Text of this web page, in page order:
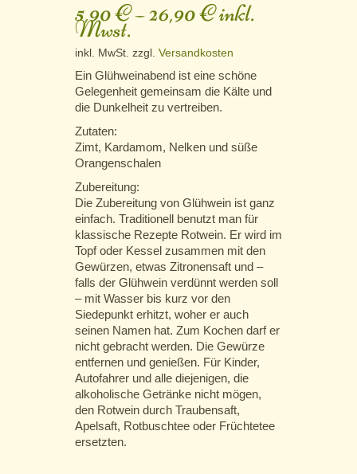
5,90€–26,90€inkl.
Mwst.
inkl. MwSt. zzgl. Versandkosten
Ein Glühweinabend ist eine schöne
Gelegenheit gemeinsam die Kälte und
die Dunkelheit zu vertreiben.
Zutaten:
Zimt, Kardamom, Nelken und süße
Orangenschalen
Zubereitung:
Die Zubereitung von Glühwein ist ganz
einfach. Traditionell benutzt man für
klassische Rezepte Rotwein. Er wird im
Topf oder Kessel zusammen mit den
Gewürzen, etwas Zitronensaft und –
falls der Glühwein verdünnt werden soll
– mit Wasser bis kurz vor den
Siedepunkt erhitzt, woher er auch
seinen Namen hat. Zum Kochen darf er
nicht gebracht werden. Die Gewürze
entfernen und genießen. Für Kinder,
Autofahrer und alle diejenigen, die
alkoholische Getränke nicht mögen,
den Rotwein durch Traubensaft,
Apelsaft, Rotbuschtee oder Früchtetee
ersetzten.